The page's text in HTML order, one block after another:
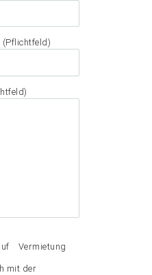
(Pflichtfeld)
Vermietung
mit der